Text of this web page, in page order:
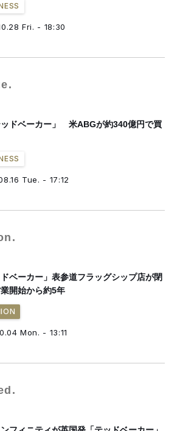
Fri. - 18:30
ドベーカー」 米ABGが約340億円で買
Tue. - 17:12
ドベーカー」表参道フラッグシップ店が閉
開始から約5年
Mon. - 13:11